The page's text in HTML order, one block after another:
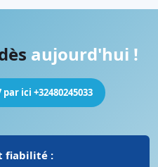
aujourd'hui !
ici +32480245033
fiabilité :